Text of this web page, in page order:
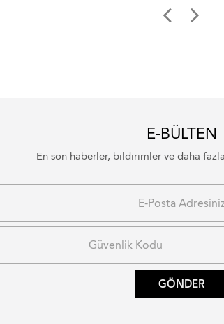
E-BÜLTEN
En son haberler, bildirimler ve daha
GÖNDER